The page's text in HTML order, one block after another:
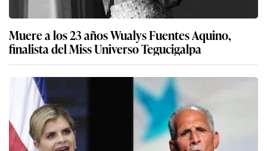
Muere a los 23 años Wualys Fuentes Aquino,
finalista del Miss Universo Tegucigalpa